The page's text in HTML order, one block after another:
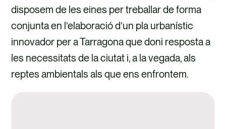
disposem de les eines per treballar de forma
conjunta en l’elaboració d’un pla urbanístic
innovador per a Tarragona que doni resposta a
les necessitats de la ciutat i, a la vegada, als
reptes ambientals als que ens enfrontem.